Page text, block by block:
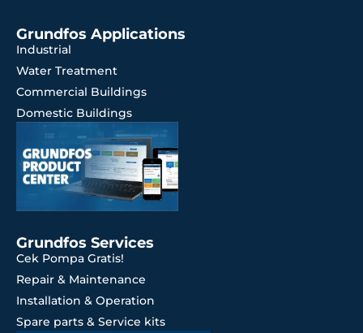
Grundfos Applications
Industrial
Water Treatment
Commercial Buildings
Domestic Buildings
Grundfos Services
Cek Pompa Gratis!
Repair & Maintenance
Installation & Operation
Spare parts & Service kits